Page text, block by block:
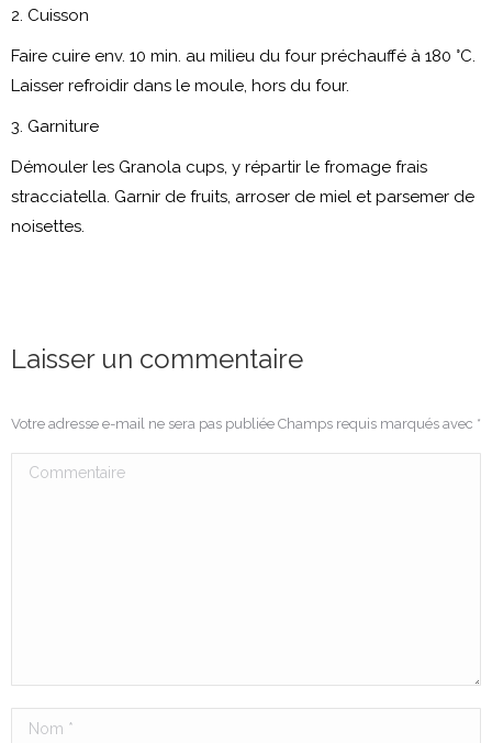
2. Cuisson
Faire cuire env. 10 min. au milieu du four préchauffé à 180 °C.
Laisser refroidir dans le moule, hors du four.
3. Garniture
Démouler les Granola cups, y répartir le fromage frais
stracciatella. Garnir de fruits, arroser de miel et parsemer de
noisettes.
Laisser un commentaire
Votre adresse e-mail ne sera pas publiée Champs requis marqués avec *
Commentaire
Nom *